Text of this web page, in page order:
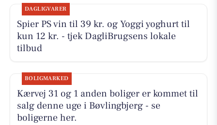
DAGLIGVARER
Spier PS vin til 39 kr. og Yoggi yoghurt til
kun 12 kr. - tjek DagliBrugsens lokale
tilbud
BOLIGMARKED
Kærvej 31 og 1 anden boliger er kommet til
salg denne uge i Bøvlingbjerg - se
boligerne her.